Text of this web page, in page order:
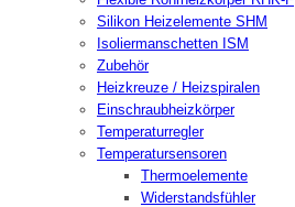
Silikon Heizelemente SHM
Isoliermanschetten ISM
Zubehör
Heizkreuze / Heizspiralen
Einschraubheizkörper
Temperaturregler
Temperatursensoren
Thermoelemente
Widerstandsfühler